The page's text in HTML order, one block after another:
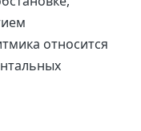
относится